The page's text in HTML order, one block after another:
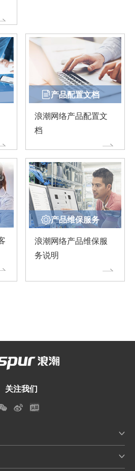
产品维保服务
浪潮网络产品维保服
务说明
产品配置文档
浪潮网络产品配置文
档
关注我们